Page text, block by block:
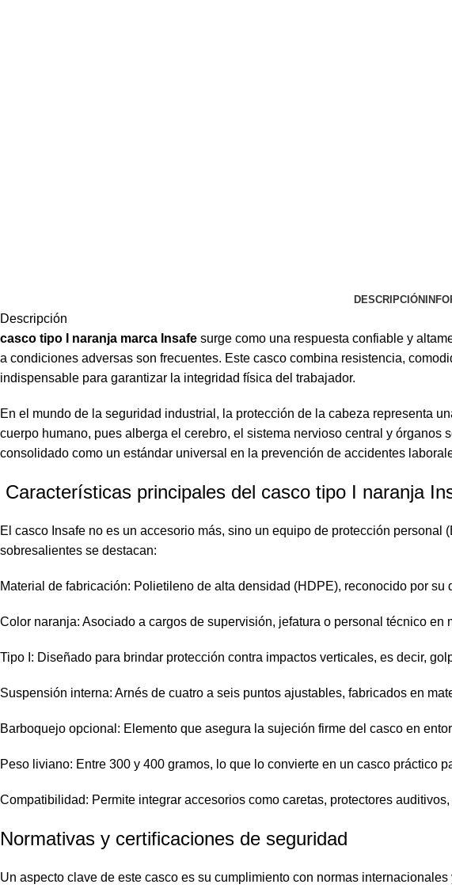
DESCRIPCIÓN
Descripción
casco tipo I naranja marca Insafe surge como una respuesta confiable y
a condiciones adversas son frecuentes. Este casco combina resistencia,
indispensable para garantizar la integridad física del trabajador.
En el mundo de la seguridad industrial, la protección de la cabeza representa
cuerpo humano, pues alberga el cerebro, el sistema nervioso central y
consolidado como un estándar universal en la prevención de accidentes
Características principales del casco tipo I naranja
El casco Insafe no es un accesorio más, sino un equipo de protección
sobresalientes se destacan:
Material de fabricación: Polietileno de alta densidad (HDPE), reconocido por
Color naranja: Asociado a cargos de supervisión, jefatura o personal técnico
Tipo I: Diseñado para brindar protección contra impactos verticales, es decir,
Suspensión interna: Arnés de cuatro a seis puntos ajustables, fabricados en
Barboquejo opcional: Elemento que asegura la sujeción firme del casco en
Peso liviano: Entre 300 y 400 gramos, lo que lo convierte en un casco práctico
Compatibilidad: Permite integrar accesorios como caretas, protectores
Normativas y certificaciones de seguridad
Un aspecto clave de este casco es su cumplimiento con normas